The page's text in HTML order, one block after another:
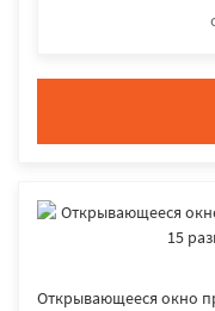
Открывающееся окно